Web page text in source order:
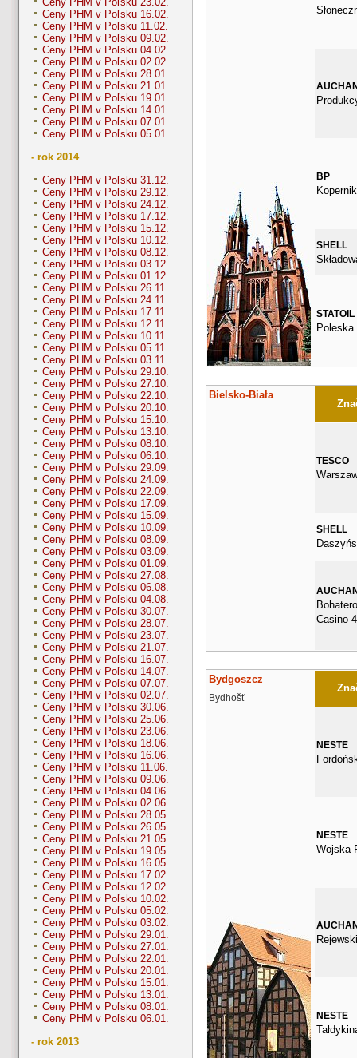
Ceny PHM v Poľsku 16.02.
Ceny PHM v Poľsku 11.02.
Ceny PHM v Poľsku 09.02.
Ceny PHM v Poľsku 04.02.
Ceny PHM v Poľsku 02.02.
Ceny PHM v Poľsku 28.01.
Ceny PHM v Poľsku 21.01.
Ceny PHM v Poľsku 19.01.
Ceny PHM v Poľsku 14.01.
Ceny PHM v Poľsku 07.01.
Ceny PHM v Poľsku 05.01.
- rok 2014
Ceny PHM v Poľsku 31.12.
Ceny PHM v Poľsku 29.12.
Ceny PHM v Poľsku 24.12.
Ceny PHM v Poľsku 17.12.
Ceny PHM v Poľsku 15.12.
Ceny PHM v Poľsku 10.12.
Ceny PHM v Poľsku 08.12.
Ceny PHM v Poľsku 03.12.
Ceny PHM v Poľsku 01.12.
Ceny PHM v Poľsku 26.11.
Ceny PHM v Poľsku 24.11.
Ceny PHM v Poľsku 17.11.
Ceny PHM v Poľsku 12.11.
Ceny PHM v Poľsku 10.11.
Ceny PHM v Poľsku 05.11.
Ceny PHM v Poľsku 03.11.
Ceny PHM v Poľsku 29.10.
Ceny PHM v Poľsku 27.10.
Ceny PHM v Poľsku 22.10.
Ceny PHM v Poľsku 20.10.
Ceny PHM v Poľsku 15.10.
Ceny PHM v Poľsku 13.10.
Ceny PHM v Poľsku 08.10.
Ceny PHM v Poľsku 06.10.
Ceny PHM v Poľsku 29.09.
Ceny PHM v Poľsku 24.09.
Ceny PHM v Poľsku 22.09.
Ceny PHM v Poľsku 17.09.
Ceny PHM v Poľsku 15.09.
Ceny PHM v Poľsku 10.09.
Ceny PHM v Poľsku 08.09.
Ceny PHM v Poľsku 03.09.
Ceny PHM v Poľsku 01.09.
Ceny PHM v Poľsku 27.08.
Ceny PHM v Poľsku 06.08.
Ceny PHM v Poľsku 04.08.
Ceny PHM v Poľsku 30.07.
Ceny PHM v Poľsku 28.07.
Ceny PHM v Poľsku 23.07.
Ceny PHM v Poľsku 21.07.
Ceny PHM v Poľsku 16.07.
Ceny PHM v Poľsku 14.07.
Ceny PHM v Poľsku 07.07.
Ceny PHM v Poľsku 02.07.
Ceny PHM v Poľsku 30.06.
Ceny PHM v Poľsku 25.06.
Ceny PHM v Poľsku 23.06.
Ceny PHM v Poľsku 18.06.
Ceny PHM v Poľsku 16.06.
Ceny PHM v Poľsku 11.06.
Ceny PHM v Poľsku 09.06.
Ceny PHM v Poľsku 04.06.
Ceny PHM v Poľsku 02.06.
Ceny PHM v Poľsku 28.05.
Ceny PHM v Poľsku 26.05.
Ceny PHM v Poľsku 21.05.
Ceny PHM v Poľsku 19.05.
Ceny PHM v Poľsku 16.05.
Ceny PHM v Poľsku 17.02.
Ceny PHM v Poľsku 12.02.
Ceny PHM v Poľsku 10.02.
Ceny PHM v Poľsku 05.02.
Ceny PHM v Poľsku 03.02.
Ceny PHM v Poľsku 29.01.
Ceny PHM v Poľsku 27.01.
Ceny PHM v Poľsku 22.01.
Ceny PHM v Poľsku 20.01.
Ceny PHM v Poľsku 15.01.
Ceny PHM v Poľsku 13.01.
Ceny PHM v Poľsku 08.01.
Ceny PHM v Poľsku 06.01.
- rok 2013
BP
SHELL
STATOIL
Poleska
Bielsko-Biała
TESCO
SHELL
Casino
Bydgoszcz
Bydhošť
NESTE
NESTE
Wojska
NESTE